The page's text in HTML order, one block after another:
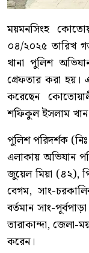
ময়মনসিংহ
০৪/২০২৫ তারিখ
থানা পুলিশ
গ্রেফতার করা হয়।
করেছেন
শফিকুল ইসলাম খান
পুলিশ পরিদর্শক
এলাকায় অভিযান
জুয়েল মিয়া (৪২),
বেগম, সাং-
বর্তমান সাং-
তারাকান্দা, জেলা-
করেন।